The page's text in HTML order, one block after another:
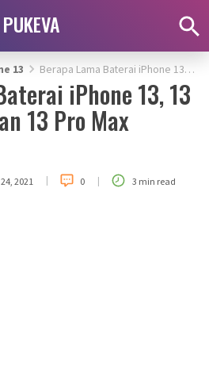
PUKEVA
13 Berapa Lama Baterai iPhone 13, 13 mini, 13 Pro, dan 13 Pro Max Bertahan?
iPhone 13, 13
13 Pro Max
2021 | 0 | 3 min read